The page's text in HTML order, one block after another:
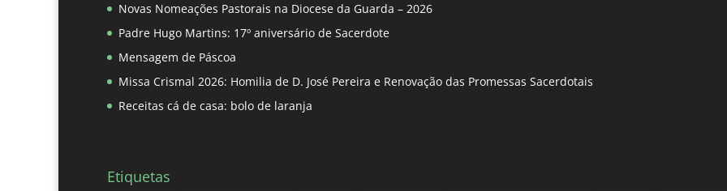
Novas Nomeações Pastorais na Diocese da Guarda – 2026
Padre Hugo Martins: 17º aniversário de Sacerdote
Mensagem de Páscoa
Missa Crismal 2026: Homilia de D. José Pereira e Renovação das Promessas Sacerdotais
Receitas cá de casa: bolo de laranja
Etiquetas